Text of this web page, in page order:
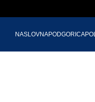
NASLOVNAPODGORICA